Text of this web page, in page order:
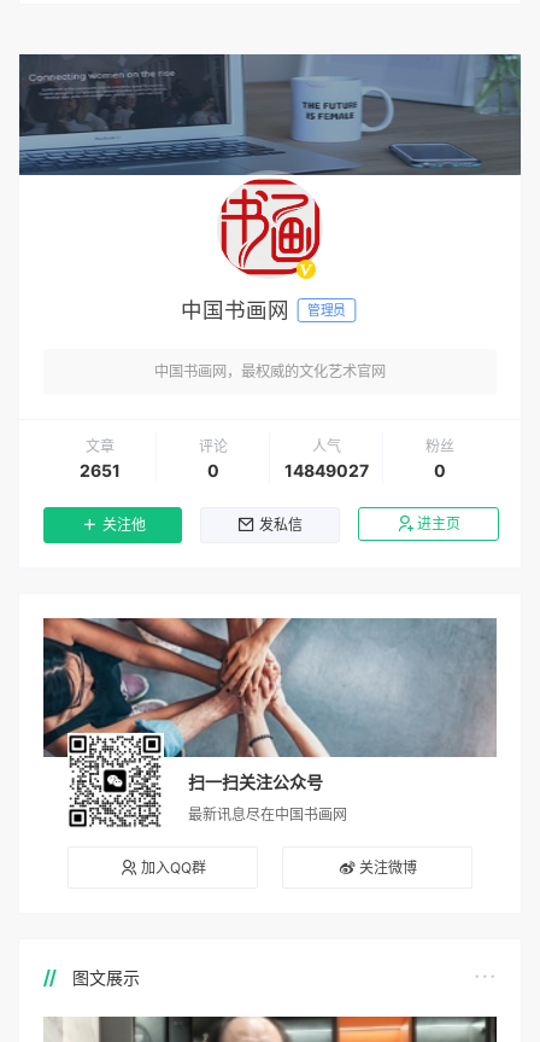
中国书画网 管理员
中国书画网，最权威的文化艺术官网
文章
2651
评论
0
人气
14849027
粉丝
0
关注他 发私信 进主页
扫一扫关注公众号
最新讯息尽在中国书画网
加入QQ群 关注微博
图文展示